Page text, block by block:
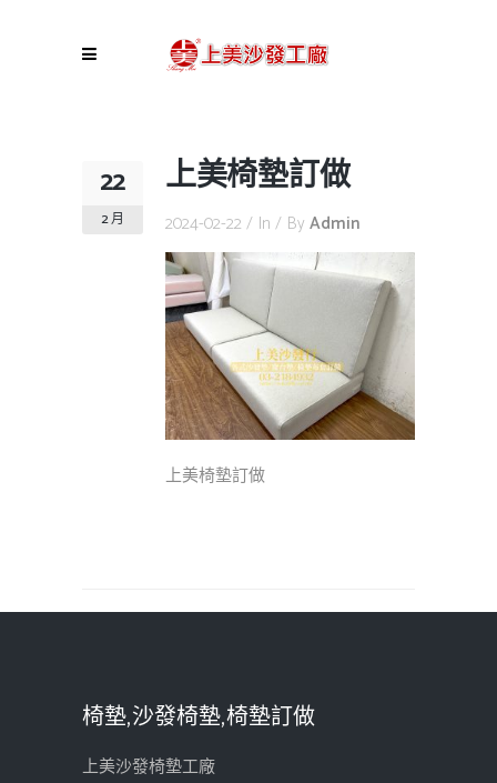
22
2 月
上美椅墊訂做
2024-02-22 In By Admin
上美椅墊訂做
椅墊,沙發椅墊,椅墊訂做
上美沙發椅墊工廠